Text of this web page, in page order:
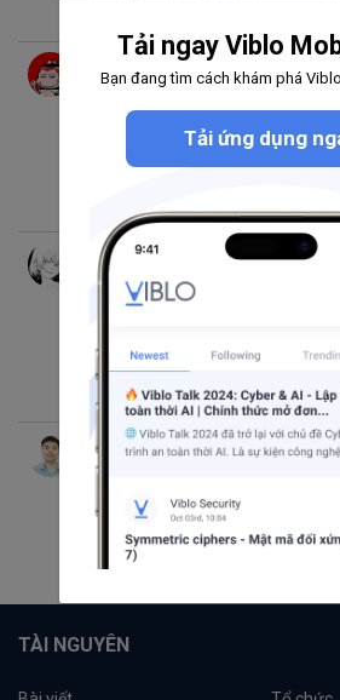
thg 12 18, 2023 9:09 SA
Dù đã là năm 2024, bạn
MAMP à? Hãy xem xét 8
yui thg 9 16, 2023 2:24 CH 6
Session (phiên) là gì?
khác nhau như nào?
Backend webdevelope
1.3K 2 0
Phan Duy Van thg 12 19, 2019 3:22
Tool quản lý thời gian
Coding Tip Tool extension
webdevelope
745
TÀI NGUYÊN
Tải ngay Viblo
Bạn đang tìm cách khám phá
Tải ứng dụng